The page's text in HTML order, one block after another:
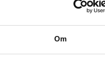
Om
kompletta
hos A3CERT –
blir enklare och